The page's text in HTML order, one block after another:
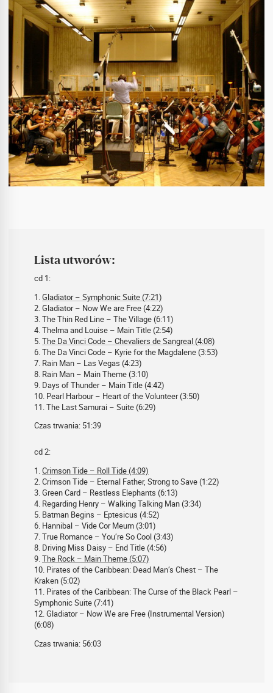
Lista utworów:
cd 1:
1.Gladiator – Symphonic Suite (7:21)
2. Gladiator – Now We are Free (4:22)
3. The Thin Red Line – The Village (6:11)
4. Thelma and Louise – Main Title (2:54)
5.The Da Vinci Code – Chevaliers de Sangreal (4:08)
6. The Da Vinci Code – Kyrie for the Magdalene (3:53)
7. Rain Man – Las Vegas (4:23)
8. Rain Man – Main Theme (3:10)
9. Days of Thunder – Main Title (4:42)
10. Pearl Harbour – Heart of the Volunteer (3:50)
11. The Last Samurai – Suite (6:29)
Czas trwania: 51:39
cd 2:
1.Crimson Tide – Roll Tide (4:09)
2. Crimson Tide – Eternal Father, Strong to Save (1:22)
3. Green Card – Restless Elephants (6:13)
4. Regarding Henry – Walking Talking Man (3:34)
5. Batman Begins – Eptesicus (4:52)
6. Hannibal – Vide Cor Meum (3:01)
7. True Romance – You’re So Cool (3:43)
8. Driving Miss Daisy – End Title (4:56)
9.The Rock – Main Theme (5:07)
10. Pirates of the Caribbean: Dead Man’s Chest – The
Kraken (5:02)
11. Pirates of the Caribbean: The Curse of the Black Pearl –
Symphonic Suite (7:41)
12. Gladiator – Now We are Free (Instrumental Version)
(6:08)
Czas trwania: 56:03